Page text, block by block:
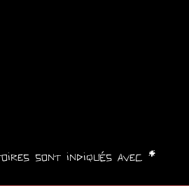
sont indiqués avec *